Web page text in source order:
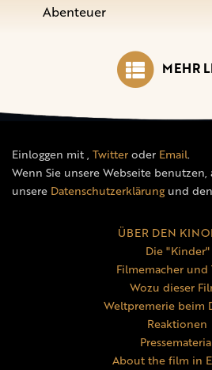
Abenteuer
MEHR
Einloggen mit, Twitteroder Email.
Wenn Sie unsere Webseite
unsere Datenschutzerklärungund
ÜBER DEN
Die "Kinder"
Filmemacher und
Wozu dieser
Weltpremerie beim
Reaktionen
About the film in